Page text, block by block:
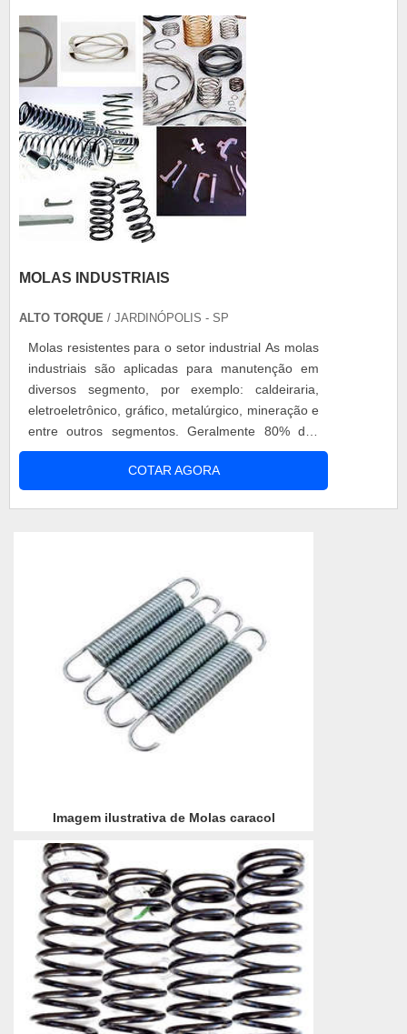
MOLAS INDUSTRIAIS
ALTO TORQUE / JARDINÓPOLIS - SP
Molas resistentes para o setor industrial As molas
industriais são aplicadas para manutenção em
diversos segmento, por exemplo: caldeiraria,
eletroeletrônico, gráfico, metalúrgico, mineração e
entre outros segmentos. Geralmente 80% das
molas industriais aplicadas em manutenção são
composta por: molas de compreensão, tração e
torção. Confeccionados em aço laminado,
COTAR AGORA
Imagem ilustrativa de Molas caracol